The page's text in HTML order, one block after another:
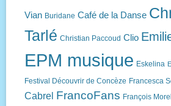
Vian Buridane Café de la Danse
Tarlé Christian Paccoud Clio
EPM musique Eskelina
Festival Découvrir de Concèze Francesca
Cabrel FrancoFans François Morel